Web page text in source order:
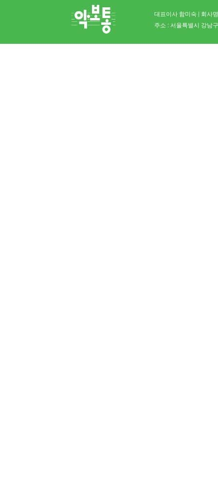
대표이사 함미숙 | 회사
주소 : 서울특별시 강남